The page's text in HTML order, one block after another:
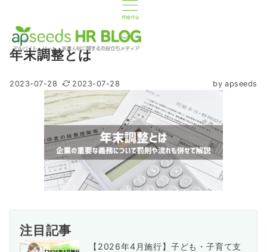
menu
年末調整とは
2023-07-28 2023-07-28 by apseeds
注目記事
【2026年4月施行】子ども・子育て支